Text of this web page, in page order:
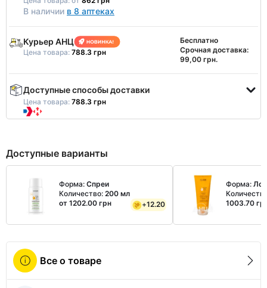
В наличии в 8 аптеках
Курьер АНЦ
Цена товара: 788.3 грн
Бесплатно
Срочная доставка:
99,00 грн.
Доступные способы доставки
Цена товара: 788.3 грн
Доступные варианты
Форма: Спреи
Количество: 200 мл
от 1202.00 грн
+12.20
Форма:
1003.70
Все о товаре